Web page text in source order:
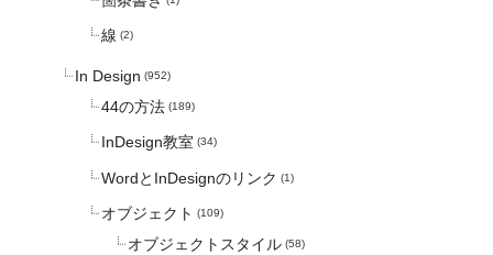
線 (2)
In Design (952)
44の方法 (189)
InDesign教室 (34)
WordとInDesignのリンク (1)
オブジェクト (109)
オブジェクトスタイル (58)